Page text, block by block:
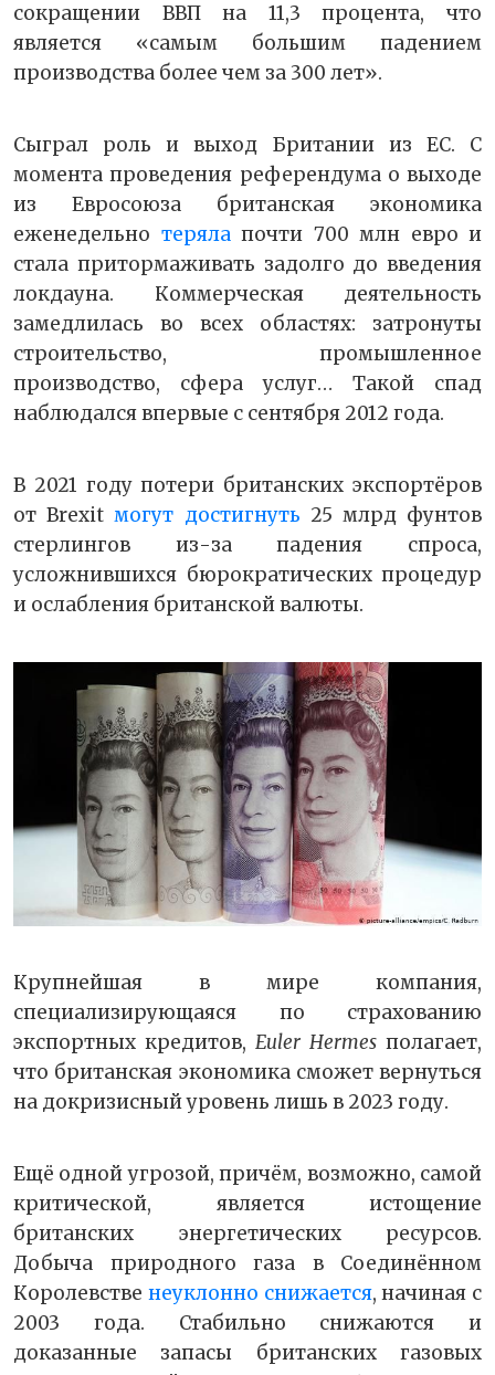
сокращении ВВП на 11,3 процента, что
является «самым большим падением
производства более чем за 300 лет».
Сыграл роль и выход Британии из ЕС. С
момента проведения референдума о выходе
из Евросоюза британская экономика
еженедельно терялапочти 700 млн евро и
стала притормаживать задолго до введения
локдауна. Коммерческая деятельность
замедлилась во всех областях: затронуты
строительство, промышленное
производство, сфера услуг… Такой спад
наблюдался впервые с сентября 2012 года.
В 2021 году потери британских экспортёров
от Brexitмогут достигнуть 25 млрд фунтов
стерлингов из-за падения спроса,
усложнившихся бюрократических процедур
и ослабления британской валюты.
Крупнейшая в мире компания,
специализирующаяся по страхованию
экспортных кредитов, Euler Hermes полагает,
что британская экономика сможет вернуться
на докризисный уровень лишь в 2023 году.
Ещё одной угрозой, причём, возможно, самой
критической, является истощение
британских энергетических ресурсов.
Добыча природного газа в Соединённом
Королевстве неуклонно снижается, начиная с
2003 года. Стабильно снижаются и
доказанные запасы британских газовых